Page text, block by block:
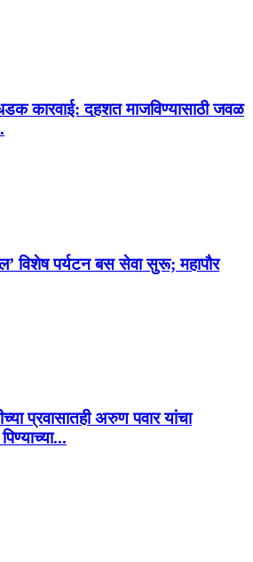
कारवाई: दहशत माजविण्यासाठी जवळ
विशेष पर्यटन बस सेवा सुरू; महापौर
प्रवासातही अरुण पवार यांचा